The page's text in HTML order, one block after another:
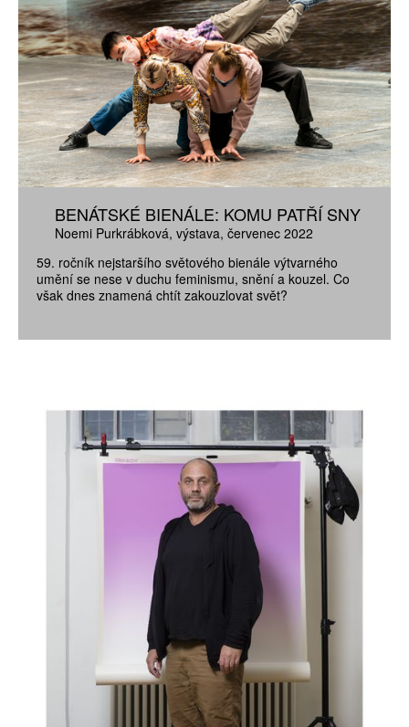
BENÁTSKÉ BIENÁLE: KOMU PATŘÍ SNY
Noemi Purkrábková výstava červenec 2022
59. ročník nejstaršího světového bienále výtvarného
umění se nese v duchu feminismu, snění a kouzel. Co
však dnes znamená chtít zakouzlovat svět?